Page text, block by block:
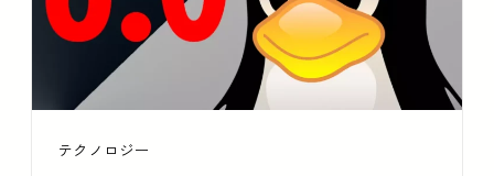
テクノロジー